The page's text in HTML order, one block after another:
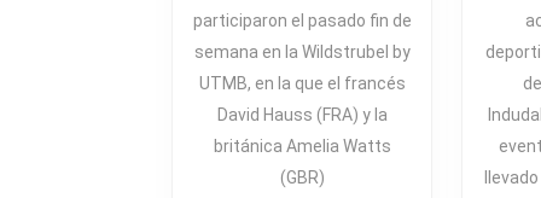
LA
BY
UTMB
participaron el pasado fin de
semana en la Wildstrubel by
UTMB, en la que el francés
David Hauss (FRA) y la
británica Amelia Watts
(GBR)